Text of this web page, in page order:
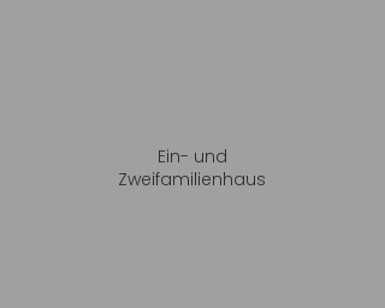
Ein- und
Zweifamilienhaus